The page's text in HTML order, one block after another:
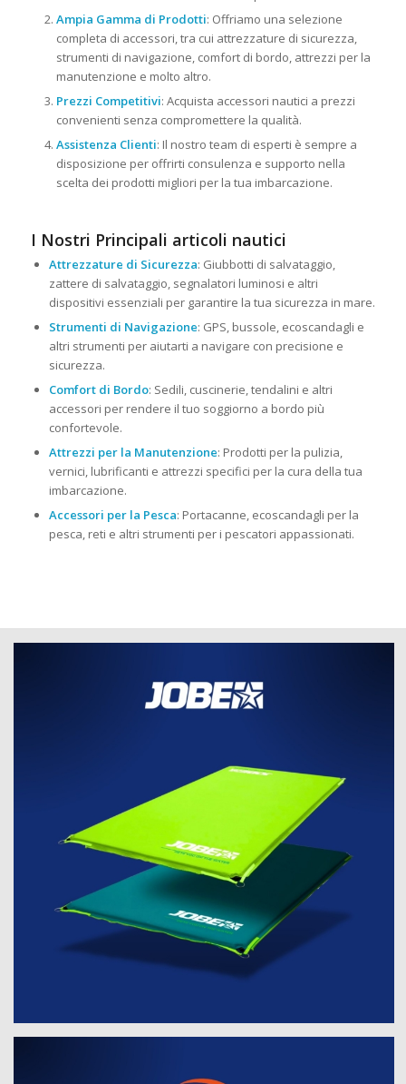
Ampia Gamma di Prodotti: Offriamo una selezione
completa di accessori, tra cui attrezzature di sicurezza,
strumenti di navigazione, comfort di bordo, attrezzi per la
manutenzione e molto altro.
Prezzi Competitivi: Acquista accessori nautici a prezzi
convenienti senza compromettere la qualità.
Assistenza Clienti: Il nostro team di esperti è sempre a
disposizione per offrirti consulenza e supporto nella
scelta dei prodotti migliori per la tua imbarcazione.
I Nostri Principali articoli nautici
Attrezzature di Sicurezza: Giubbotti di salvataggio,
zattere di salvataggio, segnalatori luminosi e altri
dispositivi essenziali per garantire la tua sicurezza in mare.
Strumenti di Navigazione: GPS, bussole, ecoscandagli e
altri strumenti per aiutarti a navigare con precisione e
sicurezza.
Comfort di Bordo: Sedili, cuscinerie, tendalini e altri
accessori per rendere il tuo soggiorno a bordo più
confortevole.
Attrezzi per la Manutenzione: Prodotti per la pulizia,
vernici, lubrificanti e attrezzi specifici per la cura della tua
imbarcazione.
Accessori per la Pesca: Portacanne, ecoscandagli per la
pesca, reti e altri strumenti per i pescatori appassionati.